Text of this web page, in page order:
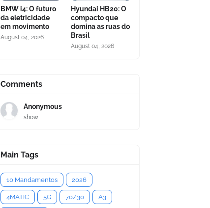
BMW i4: O futuro
da eletricidade
em movimento
August 04, 2026
Hyundai HB20: O
compacto que
domina as ruas do
Brasil
August 04, 2026
Comments
Anonymous
show
Main Tags
10 Mandamentos 2026
4MATIC 5G 70/30 A3